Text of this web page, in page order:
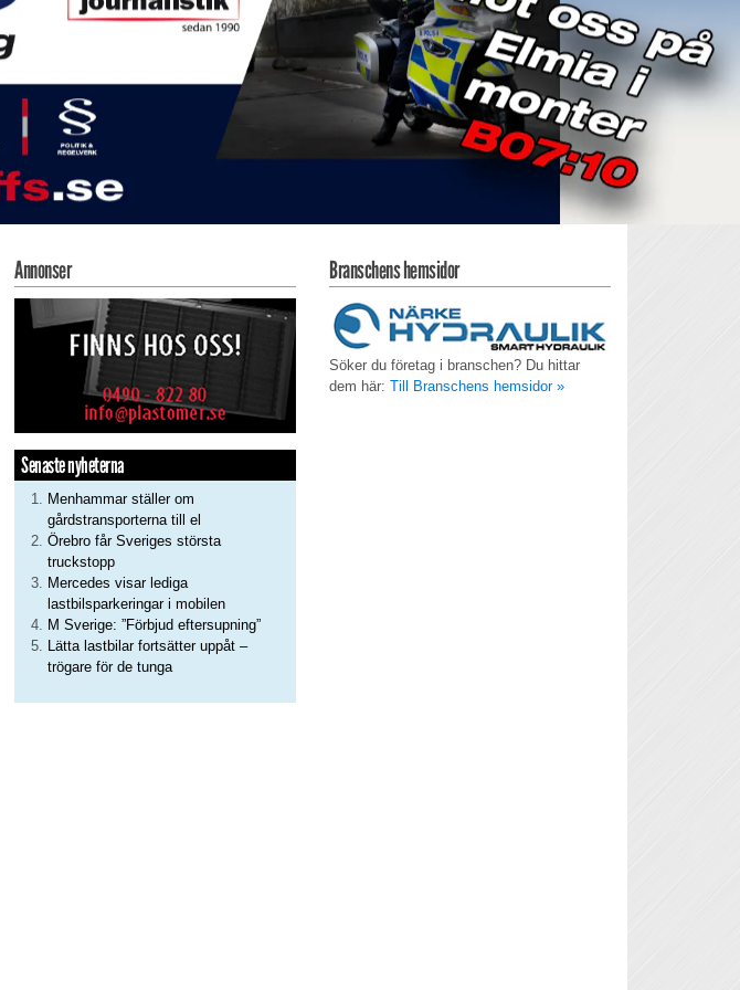
Annonser
Senaste nyheterna
Menhammar ställer om
gårdstransporterna till el
Örebro får Sveriges största
truckstopp
Mercedes visar lediga
lastbilsparkeringar i mobilen
M Sverige: ”Förbjud eftersupning”
Lätta lastbilar fortsätter uppåt –
trögare för de tunga
Branschens hemsidor
Söker du företag i branschen? Du hittar
dem här: Till Branschens hemsidor »